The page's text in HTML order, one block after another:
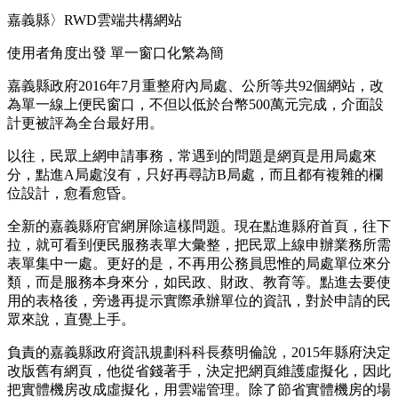
嘉義縣〉RWD雲端共構網站
使用者角度出發 單一窗口化繁為簡
嘉義縣政府2016年7月重整府內局處、公所等共92個網站，改
為單一線上便民窗口，不但以低於台幣500萬元完成，介面設
計更被評為全台最好用。
以往，民眾上網申請事務，常遇到的問題是網頁是用局處來
分，點進A局處沒有，只好再尋訪B局處，而且都有複雜的欄
位設計，愈看愈昏。
全新的嘉義縣府官網屏除這樣問題。現在點進縣府首頁，往下
拉，就可看到便民服務表單大彙整，把民眾上線申辦業務所需
表單集中一處。更好的是，不再用公務員思惟的局處單位來分
類，而是服務本身來分，如民政、財政、教育等。點進去要使
用的表格後，旁邊再提示實際承辦單位的資訊，對於申請的民
眾來說，直覺上手。
負責的嘉義縣政府資訊規劃科科長蔡明倫說，2015年縣府決定
改版舊有網頁，他從省錢著手，決定把網頁維護虛擬化，因此
把實體機房改成虛擬化，用雲端管理。除了節省實體機房的場